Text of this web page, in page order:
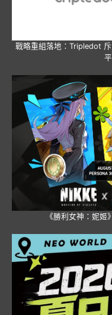
戰略重組落地：Tripledot
《勝利女神：妮